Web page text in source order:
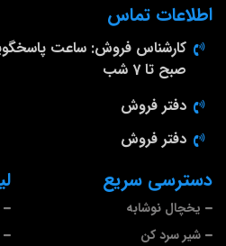
دسترسی سریع
یخچال نوشابه
شیر سرد کن
اطلاعات تماس
صبح تا 7 شب
دفتر فروش
دفتر فروش